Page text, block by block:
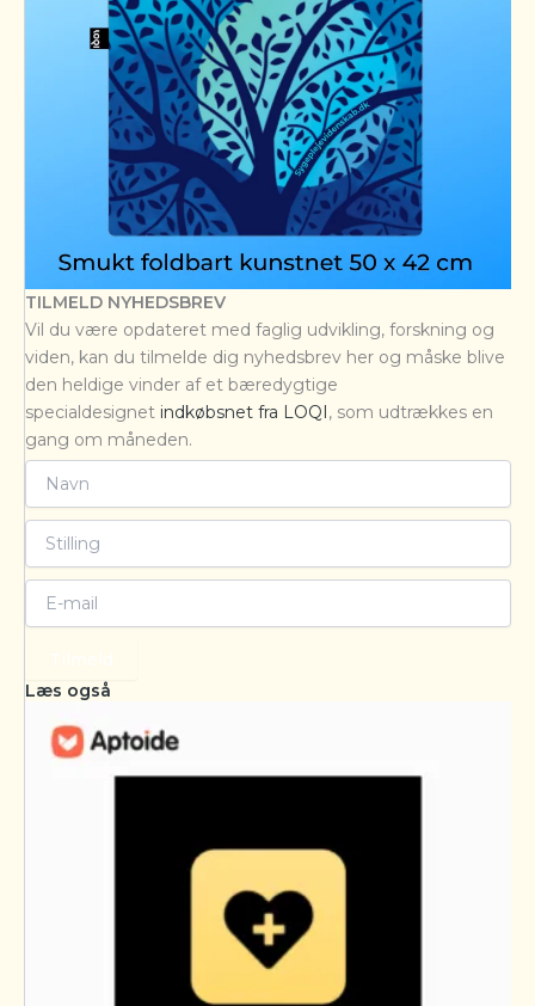
TILMELD NYHEDSBREV
Vil du være opdateret med faglig udvikling, forskning og
viden, kan du tilmelde dig nyhedsbrev her og måske blive
den heldige vinder af et bæredygtige
specialdesignet indkøbsnet fra LOQI, som udtrækkes en
gang om måneden.
Læs også